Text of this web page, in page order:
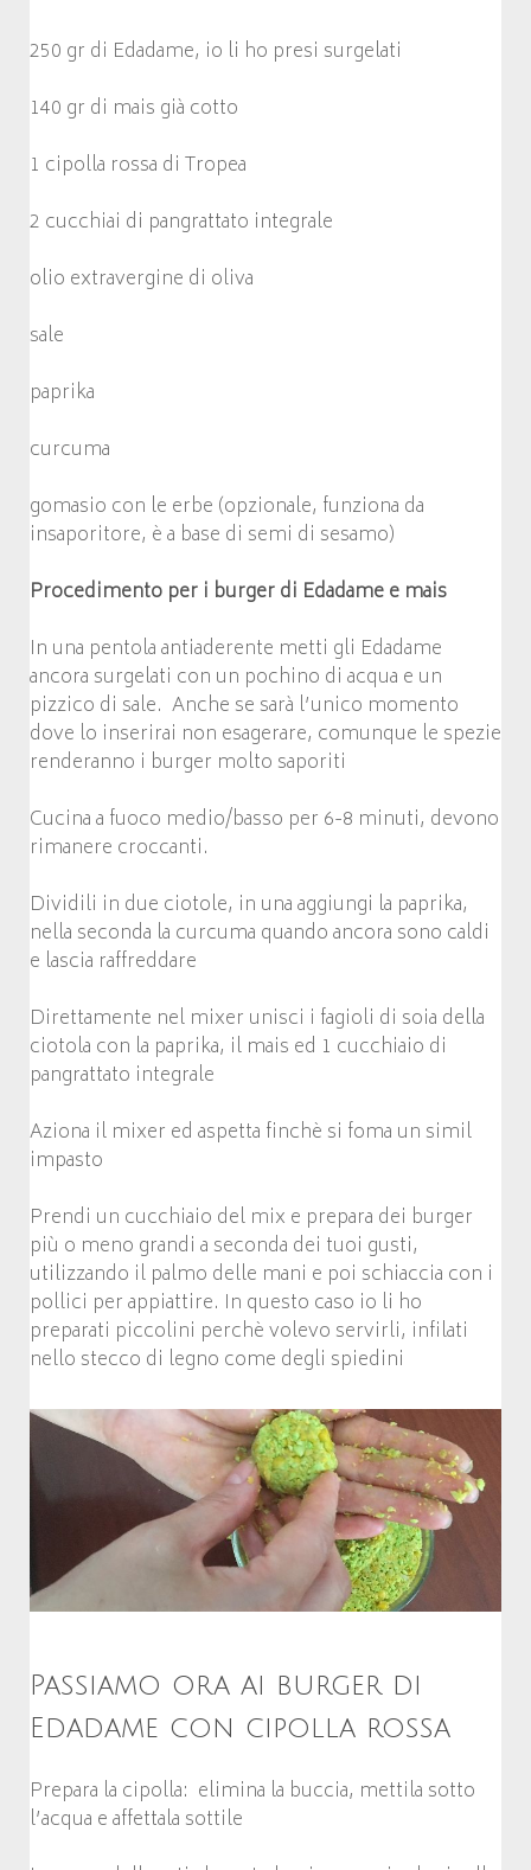
250 gr di Edadame, io li ho presi surgelati
140 gr di mais già cotto
1 cipolla rossa di Tropea
2 cucchiai di pangrattato integrale
olio extravergine di oliva
sale
paprika
curcuma
gomasio con le erbe (opzionale, funziona da
insaporitore, è a base di semi di sesamo)
Procedimento per i burger di Edadame e mais
In una pentola antiaderente metti gli Edadame
ancora surgelati con un pochino di acqua e un
pizzico di sale. Anche se sarà l’unico momento
dove lo inserirai non esagerare, comunque le spezie
renderanno i burger molto saporiti
Cucina a fuoco medio/basso per 6-8 minuti, devono
rimanere croccanti.
Dividili in due ciotole, in una aggiungi la paprika,
nella seconda la curcuma quando ancora sono caldi
e lascia raffreddare
Direttamente nel mixer unisci i fagioli di soia della
ciotola con la paprika, il mais ed 1 cucchiaio di
pangrattato integrale
Aziona il mixer ed aspetta finchè si foma un simil
impasto
Prendi un cucchiaio del mix e prepara dei burger
più o meno grandi a seconda dei tuoi gusti,
utilizzando il palmo delle mani e poi schiaccia con i
pollici per appiattire. In questo caso io li ho
preparati piccolini perchè volevo servirli, infilati
nello stecco di legno come degli spiedini
Passiamo ora ai burger di
Edadame con cipolla rossa
Prepara la cipolla: elimina la buccia, mettila sotto
l’acqua e affettala sottile